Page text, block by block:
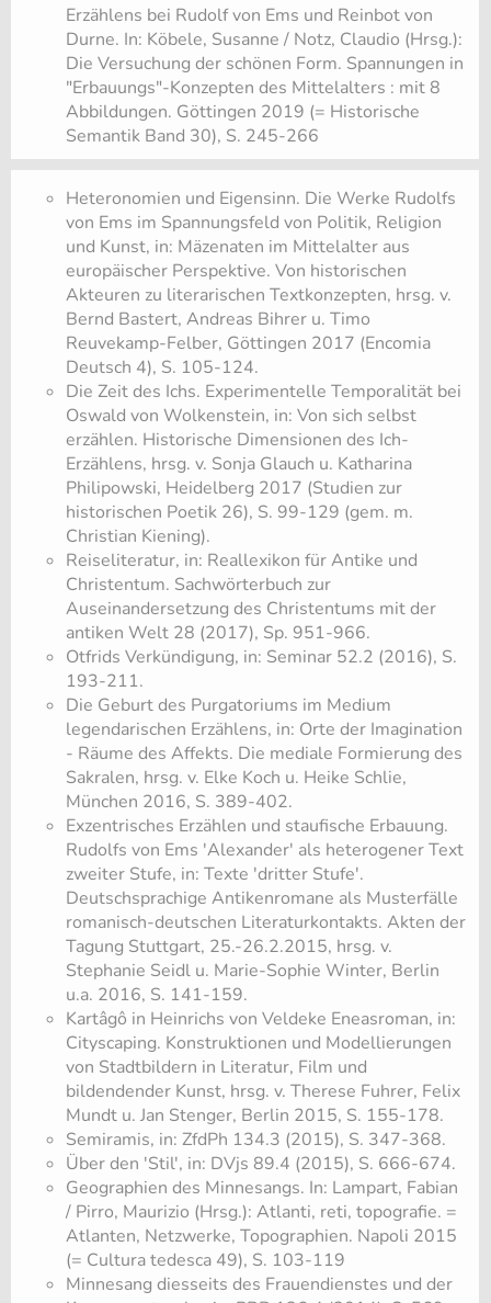
Erzählens bei Rudolf von Ems und Reinbot von
Durne. In: Köbele, Susanne / Notz, Claudio (Hrsg.):
Die Versuchung der schönen Form. Spannungen in
"Erbauungs"-Konzepten des Mittelalters : mit 8
Abbildungen. Göttingen 2019 (= Historische
Semantik Band 30), S. 245-266
Heteronomien und Eigensinn. Die Werke Rudolfs
von Ems im Spannungsfeld von Politik, Religion
und Kunst, in: Mäzenaten im Mittelalter aus
europäischer Perspektive. Von historischen
Akteuren zu literarischen Textkonzepten, hrsg. v.
Bernd Bastert, Andreas Bihrer u. Timo
Reuvekamp-Felber, Göttingen 2017 (Encomia
Deutsch 4), S. 105-124.
Die Zeit des Ichs. Experimentelle Temporalität bei
Oswald von Wolkenstein, in: Von sich selbst
erzählen. Historische Dimensionen des Ich-
Erzählens, hrsg. v. Sonja Glauch u. Katharina
Philipowski, Heidelberg 2017 (Studien zur
historischen Poetik 26), S. 99-129 (gem. m.
Christian Kiening).
Reiseliteratur, in: Reallexikon für Antike und
Christentum. Sachwörterbuch zur
Auseinandersetzung des Christentums mit der
antiken Welt 28 (2017), Sp. 951-966.
Otfrids Verkündigung, in: Seminar 52.2 (2016), S.
193-211.
Die Geburt des Purgatoriums im Medium
legendarischen Erzählens, in: Orte der Imagination
- Räume des Affekts. Die mediale Formierung des
Sakralen, hrsg. v. Elke Koch u. Heike Schlie,
München 2016, S. 389-402.
Exzentrisches Erzählen und staufische Erbauung.
Rudolfs von Ems 'Alexander' als heterogener Text
zweiter Stufe, in: Texte 'dritter Stufe'.
Deutschsprachige Antikenromane als Musterfälle
romanisch-deutschen Literaturkontakts. Akten der
Tagung Stuttgart, 25.-26.2.2015, hrsg. v.
Stephanie Seidl u. Marie-Sophie Winter, Berlin
u.a. 2016, S. 141-159.
Kartâgô in Heinrichs von Veldeke Eneasroman, in:
Cityscaping. Konstruktionen und Modellierungen
von Stadtbildern in Literatur, Film und
bildendender Kunst, hrsg. v. Therese Fuhrer, Felix
Mundt u. Jan Stenger, Berlin 2015, S. 155-178.
Semiramis, in: ZfdPh 134.3 (2015), S. 347-368.
Über den 'Stil', in: DVjs 89.4 (2015), S. 666-674.
​Geographien des Minnesangs. In: Lampart, Fabian
/ Pirro, Maurizio (Hrsg.): Atlanti, reti, topografie. =
Atlanten, Netzwerke, Topographien. Napoli 2015
(= Cultura tedesca 49), S. 103-119
Minnesang diesseits des Frauendienstes und der